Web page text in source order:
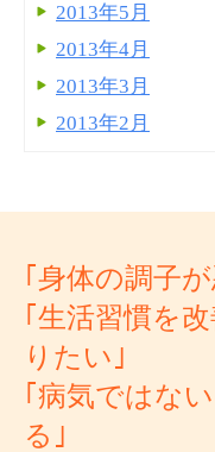
2013年5月
2013年4月
2013年3月
2013年2月
｢身体の調子
｢生活習慣を
りたい｣
｢病気ではな
る｣